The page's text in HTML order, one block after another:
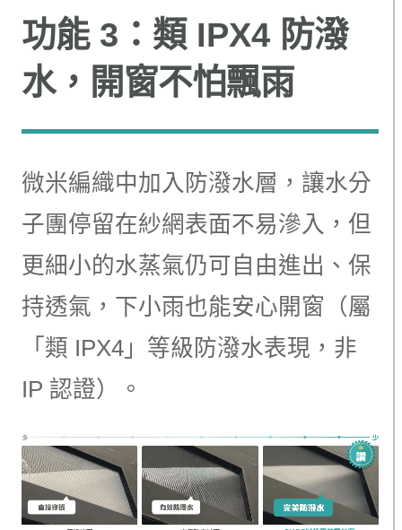
功能 3：類 IPX4 防潑
水，開窗不怕飄雨
微米編織中加入防潑水層，讓水分
子團停留在紗網表面不易滲入，但
更細小的水蒸氣仍可自由進出、保
持透氣，下小雨也能安心開窗（屬
「類 IPX4」等級防潑水表現，非
IP 認證）。